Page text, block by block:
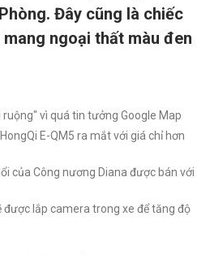
Đây cũng là chiếc
ngoại thất màu đen
ruộng" vì quá tin tưởng Google Map
E-QM5 ra mắt với giá chỉ hơn
của Công nương Diana được bán với
được lắp camera trong xe để tăng độ